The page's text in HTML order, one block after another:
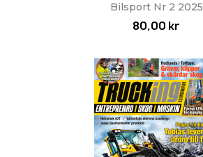
Bilsport Nr 2 2025
80,00 kr